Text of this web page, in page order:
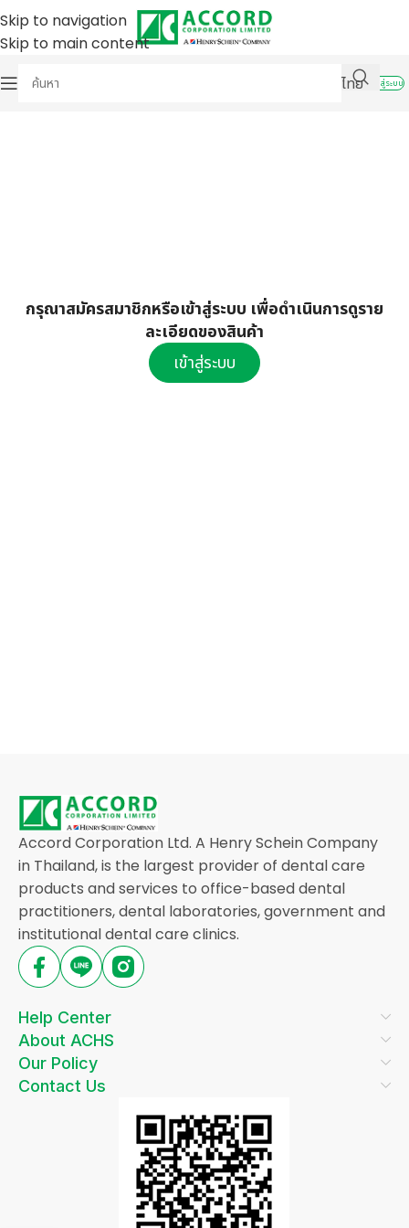
Skip to navigation
Skip to main content
ไทย
เข้าสู่ระบบ
กรุณาสมัครสมาชิกหรือเข้าสู่ระบบ เพื่อดำเนินการดูราย
ละเอียดของสินค้า
เข้าสู่ระบบ
Accord Corporation Ltd. A Henry Schein Company
in Thailand, is the largest provider of dental care
products and services to office-based dental
practitioners, dental laboratories, government and
institutional dental care clinics.
Help Center
About ACHS
Our Policy
Contact Us